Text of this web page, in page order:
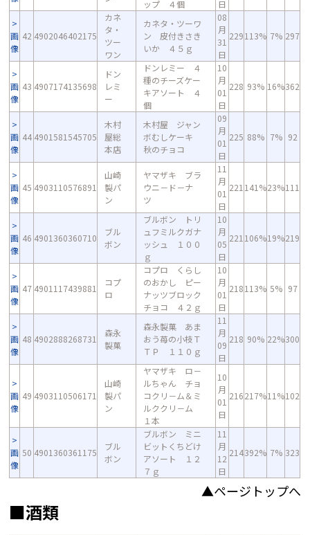
ップ ４個
日
画
像
42 4902046402175
カネ
タ・
ツー
ワン
カネタ・ツーワ
ン 皮付きさき
いか ４５ｇ
08
月
31
日
229113% 7% 297
画
像
43 4907174135698
ドン
レミ
ー
ドンレミー ４
種のチーズケー
キアソート ４
個
10
月
01
日
228 93% 16%362
画
像
44 4901581545705
木村
屋総
本店
木村屋 ジャン
ボむしケーキ
秋のチョコ
09
月
01
日
225 88% 7% 92
画
像
45 4903110576891
山崎
製パ
ン
ヤマザキ ブラ
ウニ－ド－ナ
ツ
11
月
01
日
221 141%23%111
画
像
46 4901360360710
ブル
ボン
ブルボン トリ
ュフミルクガナ
ッシュ １００
ｇ
10
月
05
日
221 106%19%219
画
像
47 4901117439881
コプ
ロ
コプロ くらし
のおかし ピー
ナッツブロック
チョコ ４２ｇ
10
月
01
日
218113% 5% 97
画
像
48 4902888268731
森永
製菓
森永製菓 あま
おう苺の小枝Ｔ
ＴＰ １１０ｇ
11
月
09
日
218 90% 22%300
画
像
49 4903110506171
山崎
製パ
ン
ヤマザキ ロ－
ルちゃん チョ
コクリ－ム＆ミ
ルククリ－ム
１本
10
月
01
日
216217%11%102
画
像
50 4901360361175
ブル
ボン
ブルボン ミニ
ビットくちどけ
アソート １２
７ｇ
11
月
12
日
214392% 7% 323
▲ページトップへ
■酒類